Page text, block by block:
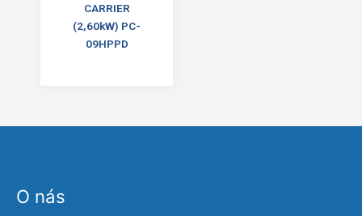
CARRIER
(2,60kW) PC-
09HPPD
O nás